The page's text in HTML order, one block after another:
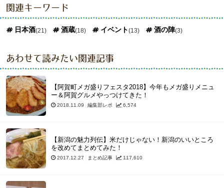
関連キーワード
日本酒(21) 酒蔵(18) イベント(13) 酒の陣(3)
あわせて読みたい関連記事
【阿賀町メガ盛りフェスタ2018】今年もメガ盛りメニュ
ー＆阿賀グルメやっつけてきた！
2018.11.09 編集部レポ 6,574
【新潟の魅力列伝】米だけじゃない！新潟のいいところ
を改めてまとめてみた！
2017.12.27 まとめ記事 117,610